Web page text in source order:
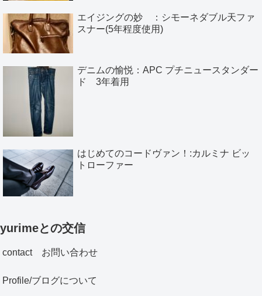
エイジングの妙 ：シモーネダブル天ファ
スナー(5年程度使用)
デニムの愉悦：APC プチニュースタンダー
ド 3年着用
はじめてのコードヴァン！:カルミナ ビッ
トローファー
yurimeとの交信
contact お問い合わせ
Profile/ブログについて